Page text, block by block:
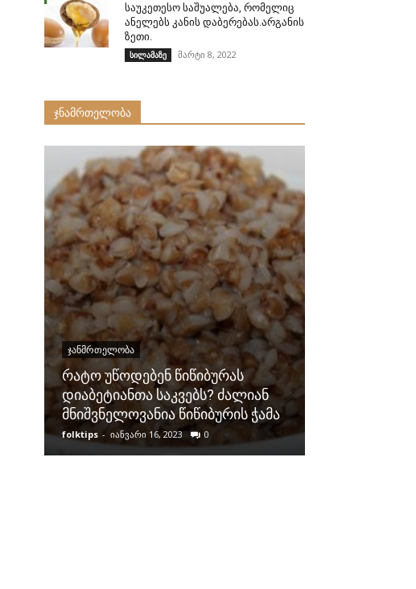
საუკეთესო საშუალება, რომელიც
ანელებს კანის დაბერებას.არგანის
ზეთი.
სილამაზე მარტი 8, 2022
ჯნამრთელობა
ᲯᲐᲜᲛᲠᲗᲔᲚᲝᲑᲐ
რატო უწოდებენ წიწიბურას
დიაბეტიანთა საკვებს? ძალიან
მნიშვნელოვანია წიწიბურის ჭამა
folktips - იანვარი 16, 2023 0